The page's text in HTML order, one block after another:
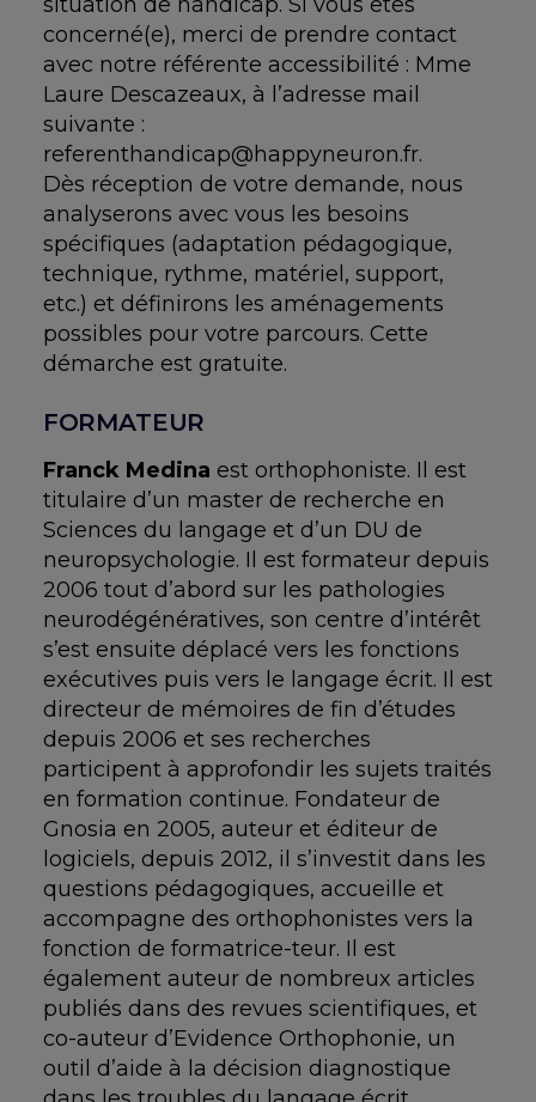
concerné(e), merci de prendre contact
avec notre référente accessibilité : Mme
Laure Descazeaux, à l’adresse mail
suivante :
referenthandicap@happyneuron.fr.
Dès réception de votre demande, nous
analyserons avec vous les besoins
spécifiques (adaptation pédagogique,
technique, rythme, matériel, support,
etc.) et définirons les aménagements
possibles pour votre parcours. Cette
démarche est gratuite.
FORMATEUR
Franck Medina est orthophoniste. Il est
titulaire d’un master de recherche en
Sciences du langage et d’un DU de
neuropsychologie. Il est formateur depuis
2006 tout d’abord sur les pathologies
neurodégénératives, son centre d’intérêt
s’est ensuite déplacé vers les fonctions
exécutives puis vers le langage écrit. Il est
directeur de mémoires de fin d’études
depuis 2006 et ses recherches
participent à approfondir les sujets traités
en formation continue. Fondateur de
Gnosia en 2005, auteur et éditeur de
logiciels, depuis 2012, il s’investit dans les
questions pédagogiques, accueille et
accompagne des orthophonistes vers la
fonction de formatrice-teur. Il est
également auteur de nombreux articles
publiés dans des revues scientifiques, et
co-auteur d’Evidence Orthophonie, un
outil d’aide à la décision diagnostique